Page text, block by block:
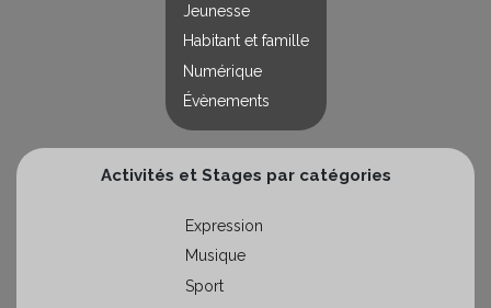
Jeunesse
Habitant et famille
Numérique
Évènements
Activités et Stages par catégories
Expression
Musique
Sport